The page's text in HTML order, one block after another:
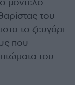
μοντέλο
του
το ζευγάρι
που
του